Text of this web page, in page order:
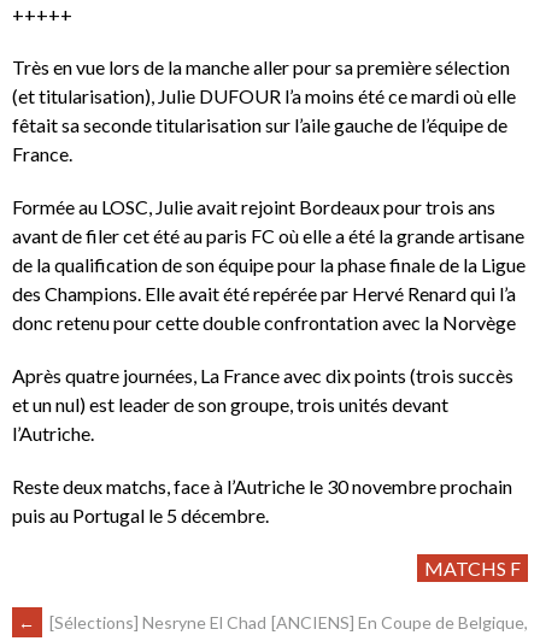
+++++
Très en vue lors de la manche aller pour sa première sélection
(et titularisation), Julie DUFOUR l’a moins été ce mardi où elle
fêtait sa seconde titularisation sur l’aile gauche de l’équipe de
France.
Formée au LOSC, Julie avait rejoint Bordeaux pour trois ans
avant de filer cet été au paris FC où elle a été la grande artisane
de la qualification de son équipe pour la phase finale de la Ligue
des Champions. Elle avait été repérée par Hervé Renard qui l’a
donc retenu pour cette double confrontation avec la Norvège
Après quatre journées, La France avec dix points (trois succès
et un nul) est leader de son groupe, trois unités devant
l’Autriche.
Reste deux matchs, face à l’Autriche le 30 novembre prochain
puis au Portugal le 5 décembre.
MATCHS F
←
[Sélections] Nesryne El Chad [ANCIENS] En Coupe de Belgique,